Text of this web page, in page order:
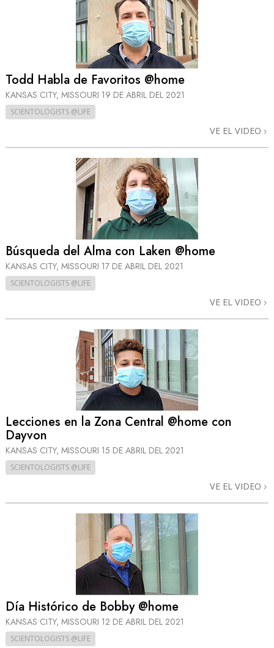
Todd Habla de Favoritos @home
KANSAS CITY, MISSOURI 19 DE ABRIL DEL 2021
SCIENTOLOGISTS @LIFE
VE EL VIDEO
Búsqueda del Alma con Laken @home
KANSAS CITY, MISSOURI 17 DE ABRIL DEL 2021
SCIENTOLOGISTS @LIFE
VE EL VIDEO
Lecciones en la Zona Central @home con
Dayvon
KANSAS CITY, MISSOURI 15 DE ABRIL DEL 2021
SCIENTOLOGISTS @LIFE
VE EL VIDEO
Día Histórico de Bobby @home
KANSAS CITY, MISSOURI 12 DE ABRIL DEL 2021
SCIENTOLOGISTS @LIFE